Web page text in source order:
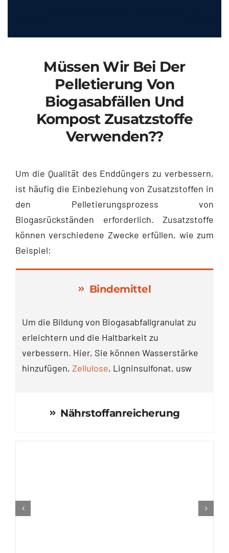
Müssen Wir Bei Der
Pelletierung Von
Biogasabfällen Und
Kompost Zusatzstoffe
Verwenden??
Um die Qualität des Enddüngers zu verbessern,
ist häufig die Einbeziehung von Zusatzstoffen in
den Pelletierungsprozess von
Biogasrückständen erforderlich. Zusatzstoffe
können verschiedene Zwecke erfüllen, wie zum
Beispiel:
Bindemittel
Um die Bildung von Biogasabfallgranulat zu
erleichtern und die Haltbarkeit zu
verbessern. Hier, Sie können Wasserstärke
hinzufügen, Zellulose, Ligninsulfonat, usw
Nährstoffanreicherung